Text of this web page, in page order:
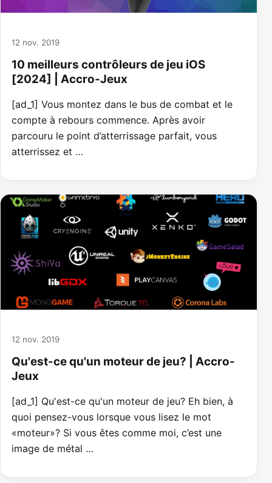
12 nov. 2019
10 meilleurs contrôleurs de jeu iOS
[2024] | Accro-Jeux
[ad_1] Vous montez dans le bus de combat et le
compte à rebours commence. Après avoir
parcouru le point d’atterrissage parfait, vous
atterrissez et …
12 nov. 2019
Qu'est-ce qu'un moteur de jeu? | Accro-
Jeux
[ad_1] Qu'est-ce qu'un moteur de jeu? Eh bien, à
quoi pensez-vous lorsque vous lisez le mot
«moteur»? Si vous êtes comme moi, c’est une
image de métal …